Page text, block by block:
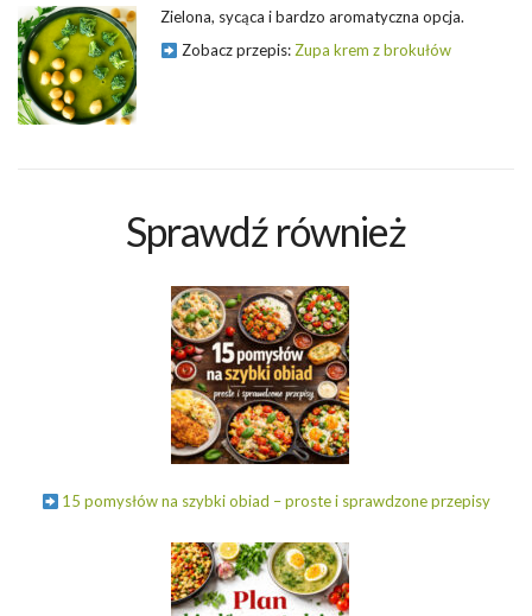
Zielona, sycąca i bardzo aromatyczna opcja.
Zobacz przepis:Zupa krem z brokułów
Sprawdź również
15 pomysłów na szybki obiad – proste i sprawdzone przepisy